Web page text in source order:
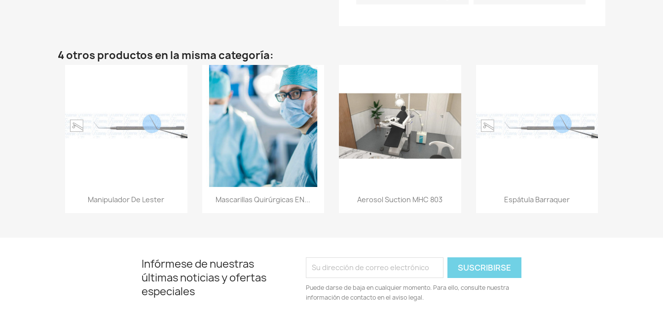
4 otros productos en la misma categoría:
Vista rápida
Manipulador De Lester Vista rápida
Mascarillas Quirúrgicas EN... Vista rápida
Aerosol Suction MHC 803 Vista rápida
Espátula Barraquer
Infórmese de nuestras
últimas noticias y ofertas
especiales
Puede darse de baja en cualquier momento. Para ello, consulte nuestra
información de contacto en el aviso legal.